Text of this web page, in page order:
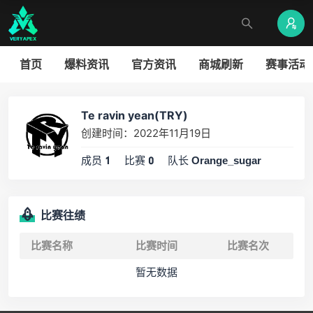
首页 爆料资讯 官方资讯 商城刷新 赛事活动
Te ravin yean(TRY)
创建时间：2022年11月19日
成员 1 比赛 0 队长 Orange_sugar
比赛往绩
比赛名称 比赛时间
比赛名次
暂无数据